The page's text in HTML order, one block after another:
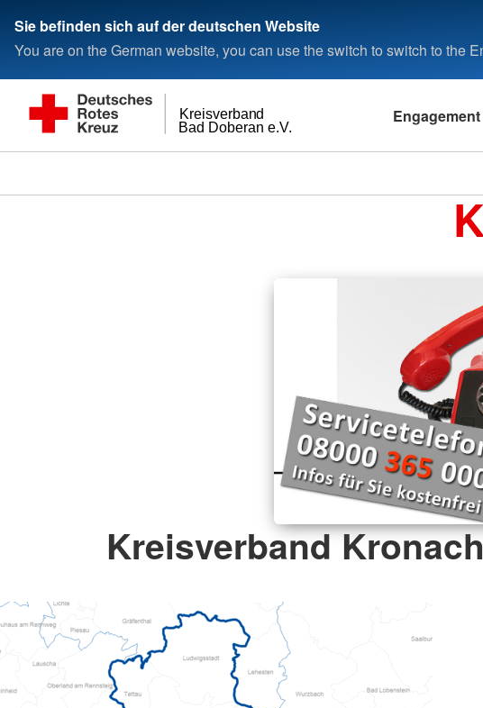
Sie befinden sich auf der deutschen Website
You are on the German website, you can use the switch to switch to the
Bad Doberan e.V.
Kreisverband Engagement
Kreisverband